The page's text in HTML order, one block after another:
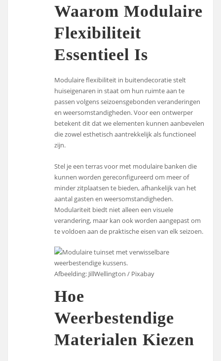
Waarom Modulaire
Flexibiliteit
Essentieel Is
Modulaire flexibiliteit in buitendecoratie stelt
huiseigenaren in staat om hun ruimte aan te
passen volgens seizoensgebonden veranderingen
en weersomstandigheden. Voor een ontwerper
betekent dit dat we elementen kunnen aanbevelen
die zowel esthetisch aantrekkelijk als functioneel
zijn.
Stel je een terras voor met modulaire banken die
kunnen worden gereconfigureerd om meer of
minder zitplaatsen te bieden, afhankelijk van het
aantal gasten en weersomstandigheden.
Modulariteit biedt niet alleen een visuele
verandering, maar kan ook worden aangepast om
te voldoen aan de praktische eisen van elk seizoen.
Afbeelding: JillWellington / Pixabay
Hoe
Weerbestendige
Materialen Kiezen